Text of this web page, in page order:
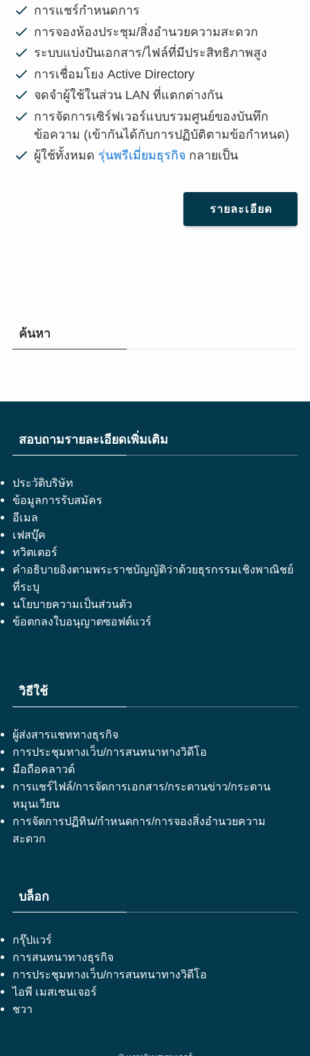
การแชร์กำหนดการ
การจองห้องประชุม/สิ่งอำนวยความสะดวก
ระบบแบ่งปันเอกสาร/ไฟล์ที่มีประสิทธิภาพสูง
การเชื่อมโยง Active Directory
จดจำผู้ใช้ในส่วน LAN ที่แตกต่างกัน
การจัดการเซิร์ฟเวอร์แบบรวมศูนย์ของบันทึก
ข้อความ (เข้ากันได้กับการปฏิบัติตามข้อกำหนด)
ผู้ใช้ทั้งหมด รุ่นพรีเมี่ยมธุรกิจ กลายเป็น
รายละเอียด
ค้นหา
สอบถามรายละเอียดเพิ่มเติม
ประวัติบริษัท
ข้อมูลการรับสมัคร
อีเมล
เฟสบุ๊ค
ทวิตเตอร์
คำอธิบายอิงตามพระราชบัญญัติว่าด้วยธุรกรรมเชิงพาณิชย์
ที่ระบุ
นโยบายความเป็นส่วนตัว
ข้อตกลงใบอนุญาตซอฟต์แวร์
วิธีใช้
ผู้ส่งสารแชททางธุรกิจ
การประชุมทางเว็บ/การสนทนาทางวิดีโอ
มือถือคลาวด์
การแชร์ไฟล์/การจัดการเอกสาร/กระดานข่าว/กระดาน
หมุนเวียน
การจัดการปฏิทิน/กำหนดการ/การจองสิ่งอำนวยความ
สะดวก
บล็อก
กรุ๊ปแวร์
การสนทนาทางธุรกิจ
การประชุมทางเว็บ/การสนทนาทางวิดีโอ
ไอพี เมสเซนเจอร์
ชวา